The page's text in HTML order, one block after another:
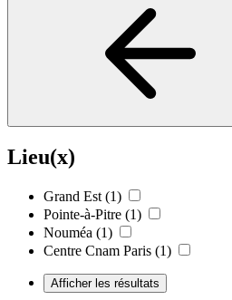
Lieu(x)
Grand Est (1)
Pointe-à-Pitre (1)
Nouméa (1)
Centre Cnam Paris (1)
Afficher les résultats